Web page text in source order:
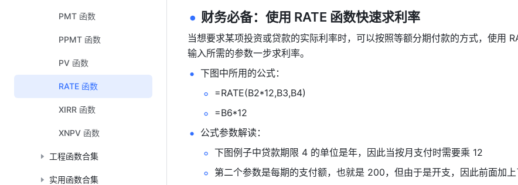
PMT 函数
PPMT 函数
PV 函数
RATE 函数
XIRR 函数
XNPV 函数
工程函数合集
实用函数合集
财务必备：使用 RATE 函数快速求利率
当想要求某项投资或贷款的实际利率时，可以按照等额分期付款的方式，使用
输入所需的参数一步求利率。
下图中所用的公式：
=RATE(B2*12,B3,B4)
=B6*12
公式参数解读：
下图例子中贷款期限 4 的单位是年，因此当按月支付时需要乘 12
第二个参数是每期的支付额，也就是 200，但由于是开支，因此前面加